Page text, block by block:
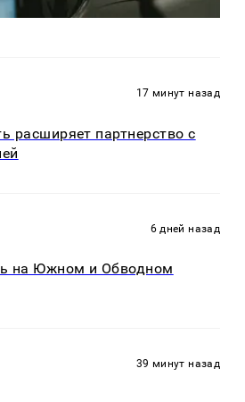
17 минут назад
расширяет партнерство с
6 дней назад
на Южном и Обводном
39 минут назад